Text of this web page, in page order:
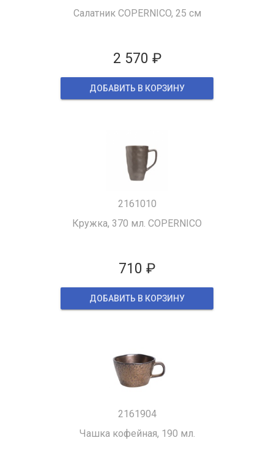
Салатник COPERNICO, 25 см
2 570 ₽
ДОБАВИТЬ В КОРЗИНУ
2161010
Кружка, 370 мл. COPERNICO
710 ₽
ДОБАВИТЬ В КОРЗИНУ
2161904
Чашка кофейная, 190 мл.